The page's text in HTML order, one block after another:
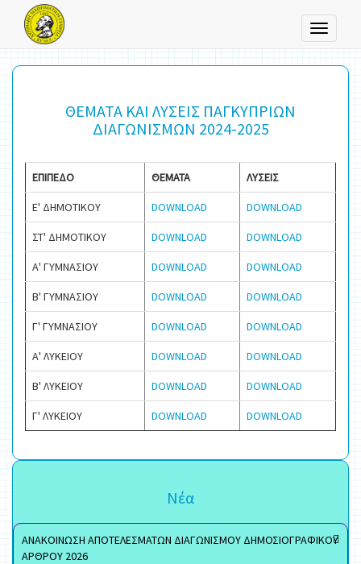
Toggle
ΘΕΜΑΤΑ ΚΑΙ ΛΥΣΕΙΣ ΠΑΓΚΥΠΡΙΩΝ
ΔΙΑΓΩΝΙΣΜΩΝ 2024-2025
ΕΠΙΠΕΔΟ ΘΕΜΑΤΑ ΛΥΣΕΙΣ
Ε' ΔΗΜΟΤΙΚΟΥ DOWNLOAD DOWNLOAD
ΣΤ' ΔΗΜΟΤΙΚΟΥ DOWNLOAD DOWNLOAD
Α' ΓΥΜΝΑΣΙΟΥ DOWNLOAD DOWNLOAD
Β' ΓΥΜΝΑΣΙΟΥ DOWNLOAD DOWNLOAD
Γ' ΓΥΜΝΑΣΙΟΥ DOWNLOAD DOWNLOAD
Α' ΛΥΚΕΙΟΥ DOWNLOAD DOWNLOAD
Β' ΛΥΚΕΙΟΥ DOWNLOAD DOWNLOAD
Γ' ΛΥΚΕΙΟΥ DOWNLOAD DOWNLOAD
Νέα
ΑΝΑΚΟΙΝΩΣΗ ΑΠΟΤΕΛΕΣΜΑΤΩΝ ΔΙΑΓΩΝΙΣΜΟΥ ΔΗΜΟΣΙΟΓΡΑΦΙΚΟΥ
ΑΡΘΡΟΥ 2026